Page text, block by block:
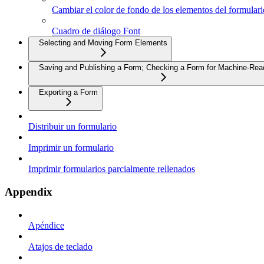
Cambiar el color de fondo de los elementos del
Cuadro de diálogo Font
Selecting and Moving Form Elements
Saving and Publishing a Form; Checking a Form for Machine-
Exporting a Form
Distribuir un formulario
Imprimir un formulario
Imprimir formularios parcialmente rellenados
Appendix
Apéndice
Atajos de teclado